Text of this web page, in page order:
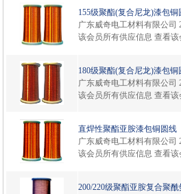
155级聚酯(复合尼龙)漆包铜
广东威奇电工材料有限公司
该会员所有供应信息 查看该
180级聚酯(复合尼龙)漆包铜
广东威奇电工材料有限公司
该会员所有供应信息 查看该
直焊性聚酯亚胺漆包铜圆线
广东威奇电工材料有限公司
该会员所有供应信息 查看该
200/220级聚酯亚胺复合聚